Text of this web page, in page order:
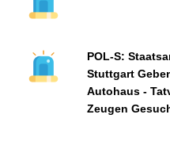
POL-S:
Stuttgart
Autohaus -
Zeugen